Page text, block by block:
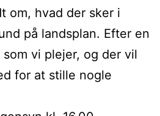
om, hvad der sker i
på landsplan. Efter en
vi plejer, og der vil
for at stille nogle